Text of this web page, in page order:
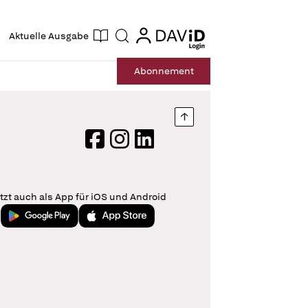
Aktuelle Ausgabe Suche login
login
Abonnement
Nach oben springen
FacebookInstagram
LinkedIn
auch als App für iOS und Android
Jetzt bei Google PlayLaden im App Store